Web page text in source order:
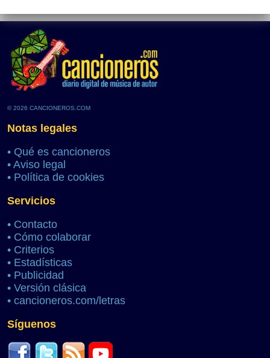
© 2026 CANCIONEROS.COM
Notas legales
• Qué es cancioneros
• Aviso legal
• Política de cookies
Servicios
• Contacto
• Cómo colaborar
• Criterios
• Estadísticas
• Publicidad
• Versión clásica
• cancioneros.com/letras
Síguenos